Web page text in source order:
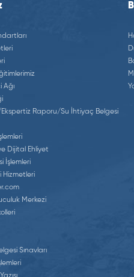
Ağı
Raporu/Su İhtiyaç Belgesi
Dijital Ehliyet
İşlemleri
Hizmetleri
Merkezi
Sınavları